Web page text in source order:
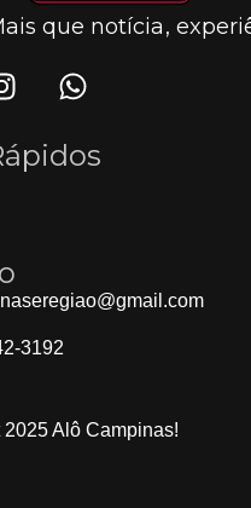
que notícia,
3192
Alô Campinas!